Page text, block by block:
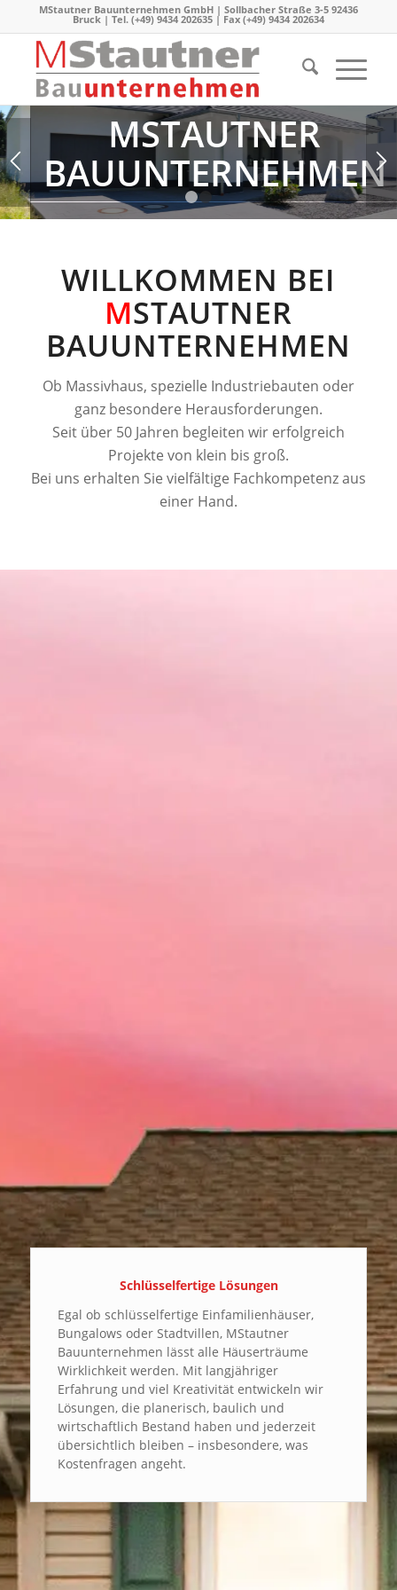
MStautner Bauunternehmen GmbH | Sollbacher Straße 3-5 92436
Bruck | Tel. (+49) 9434 202635 | Fax (+49) 9434 202634
1 2
MSTAUTNER
BAUUNTERNEHMEN
Kompetenz an Ihrer
Seite
WILLKOMMEN BEI
MSTAUTNER
BAUUNTERNEHMEN
Ob Massivhaus, spezielle Industriebauten oder
ganz besondere Herausforderungen.
Seit über 50 Jahren begleiten wir erfolgreich
Projekte von klein bis groß.
Bei uns erhalten Sie vielfältige Fachkompetenz aus
einer Hand.
Schlüsselfertige Lösungen
Egal ob schlüsselfertige Einfamilienhäuser,
Bungalows oder Stadtvillen, MStautner
Bauunternehmen lässt alle Häuserträume
Wirklichkeit werden. Mit langjähriger
Erfahrung und viel Kreativität entwickeln wir
Lösungen, die planerisch, baulich und
wirtschaftlich Bestand haben und jederzeit
übersichtlich bleiben – insbesondere, was
Kostenfragen angeht.